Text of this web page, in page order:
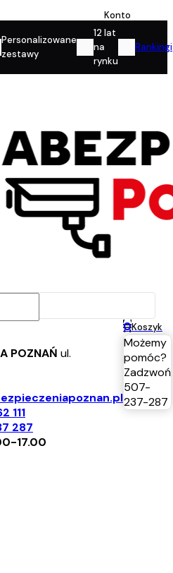
Personalizowane
zestawy
12 lat
na
rynku
Rankingi
POZNAŃ ul.
111
287
17.00
Konto
0Koszyk
Możemy
pomóc?
Zadzwoń
507-
237-287